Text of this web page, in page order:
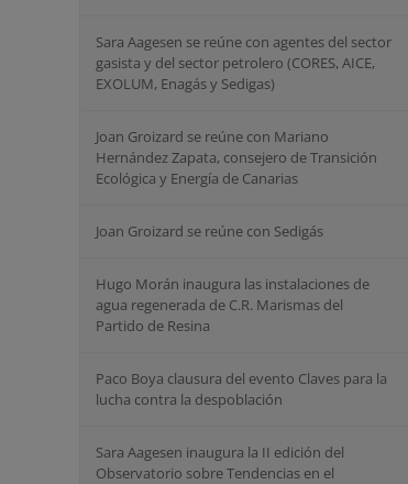
Sara Aagesen se reúne con agentes del sector
gasista y del sector petrolero (CORES, AICE,
⁠EXOLUM, Enagás y Sedigas)
Joan Groizard se reúne con Mariano
Hernández Zapata, consejero de Transición
Ecológica y Energía de Canarias
Joan Groizard se reúne con Sedigás
Hugo Morán inaugura las instalaciones de
agua regenerada de C.R. Marismas del
Partido de Resina
Paco Boya clausura del evento Claves para la
lucha contra la despoblación
Sara Aagesen inaugura la II edición del
Observatorio sobre Tendencias en el